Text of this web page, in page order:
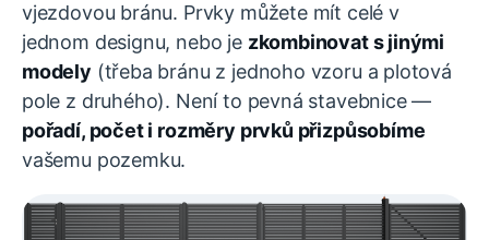
vjezdovou bránu. Prvky můžete mít celé v
jednom designu, nebo je zkombinovat s jinými
modely (třeba bránu z jednoho vzoru a plotová
pole z druhého). Není to pevná stavebnice —
pořadí, počet i rozměry prvků přizpůsobíme
vašemu pozemku.